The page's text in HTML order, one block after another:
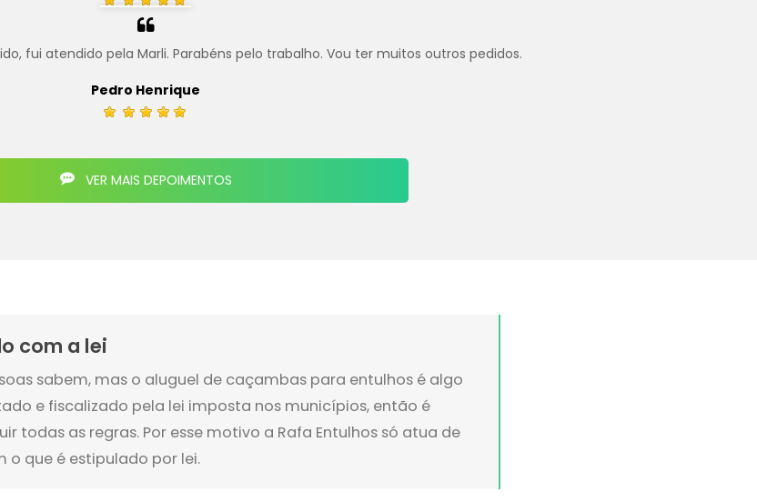
fui atendido pela Marli. Parabéns pelo trabalho. Vou ter muitos outros pedidos.
Pedro Henrique
VER MAIS DEPOIMENTOS
com a lei
sabem, mas o aluguel de caçambas para entulhos é algo
e fiscalizado pela lei imposta nos municípios, então é
todas as regras. Por esse motivo a Rafa Entulhos só atua de
o que é estipulado por lei.